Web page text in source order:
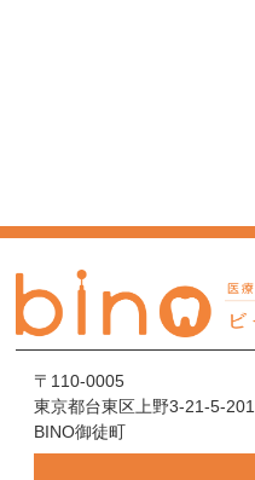
〒110-0005
東京都台東区上野3-21-5-201
BINO御徒町